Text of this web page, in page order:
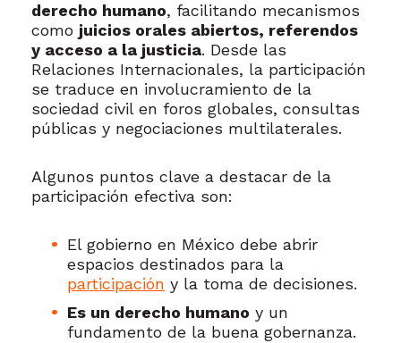
derecho humano, facilitando mecanismos
como juicios orales abiertos, referendos
y acceso a la justicia. Desde las
Relaciones Internacionales, la participación
se traduce en involucramiento de la
sociedad civil en foros globales, consultas
públicas y negociaciones multilaterales.
Algunos puntos clave a destacar de la
participación efectiva son:
El gobierno en México debe abrir
espacios destinados para la
participación y la toma de decisiones.
Es un derecho humano y un
fundamento de la buena gobernanza.